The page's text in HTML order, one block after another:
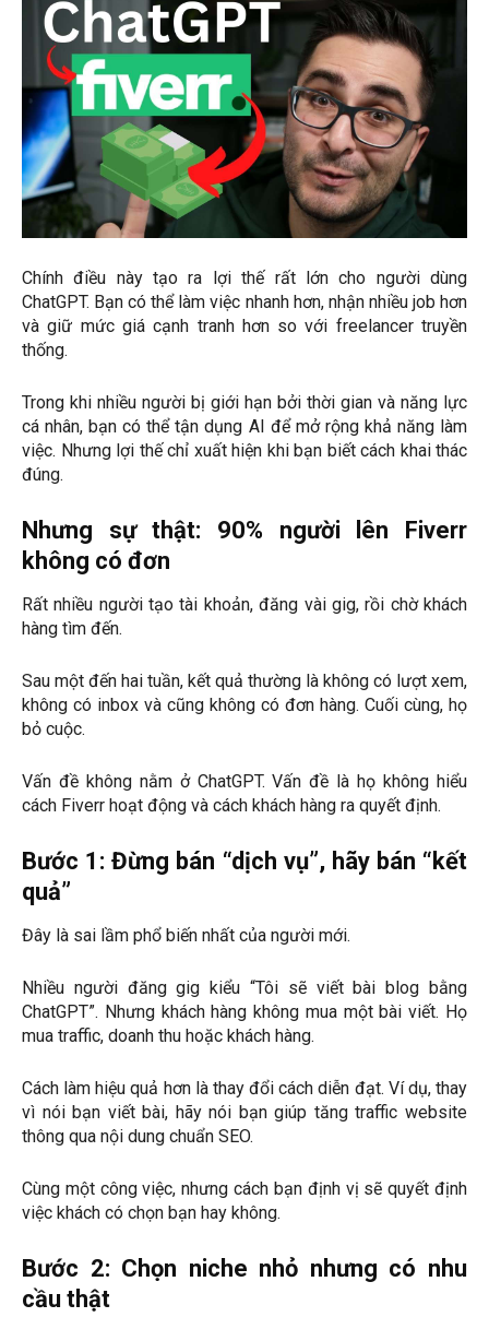
Chính điều này tạo ra lợi thế rất lớn cho người dùng
ChatGPT. Bạn có thể làm việc nhanh hơn, nhận nhiều job hơn
và giữ mức giá cạnh tranh hơn so với freelancer truyền
thống.
Trong khi nhiều người bị giới hạn bởi thời gian và năng lực
cá nhân, bạn có thể tận dụng AI để mở rộng khả năng làm
việc. Nhưng lợi thế chỉ xuất hiện khi bạn biết cách khai thác
đúng.
Nhưng sự thật: 90% người lên Fiverr
không có đơn
Rất nhiều người tạo tài khoản, đăng vài gig, rồi chờ khách
hàng tìm đến.
Sau một đến hai tuần, kết quả thường là không có lượt xem,
không có inbox và cũng không có đơn hàng. Cuối cùng, họ
bỏ cuộc.
Vấn đề không nằm ở ChatGPT. Vấn đề là họ không hiểu
cách Fiverr hoạt động và cách khách hàng ra quyết định.
Bước 1: Đừng bán “dịch vụ”, hãy bán “kết
quả”
Đây là sai lầm phổ biến nhất của người mới.
Nhiều người đăng gig kiểu “Tôi sẽ viết bài blog bằng
ChatGPT”. Nhưng khách hàng không mua một bài viết. Họ
mua traffic, doanh thu hoặc khách hàng.
Cách làm hiệu quả hơn là thay đổi cách diễn đạt. Ví dụ, thay
vì nói bạn viết bài, hãy nói bạn giúp tăng traffic website
thông qua nội dung chuẩn SEO.
Cùng một công việc, nhưng cách bạn định vị sẽ quyết định
việc khách có chọn bạn hay không.
Bước 2: Chọn niche nhỏ nhưng có nhu
cầu thật